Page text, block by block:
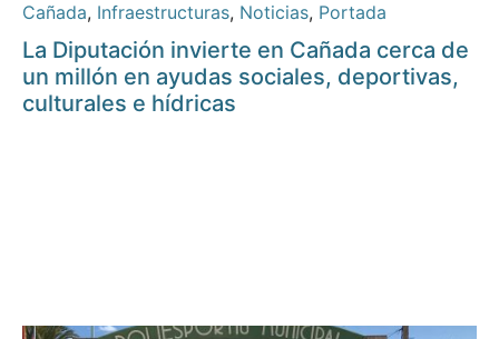
Cañada, Infraestructuras, Noticias, Portada
La Diputación invierte en Cañada cerca de
un millón en ayudas sociales, deportivas,
culturales e hídricas